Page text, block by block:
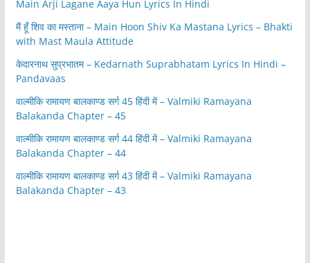
Main Arji Lagane Aaya Hun Lyrics In Hindi
मैं हूँ शिव का मस्ताना – Main Hoon Shiv Ka Mastana Lyrics – Bhakti
with Mast Maula Attitude
केदारनाथ सुप्रभातम – Kedarnath Suprabhatam Lyrics In Hindi –
Pandavaas
वाल्मीकि रामायण बालकाण्ड सर्ग 45 हिंदी में – Valmiki Ramayana
Balakanda Chapter – 45
वाल्मीकि रामायण बालकाण्ड सर्ग 44 हिंदी में – Valmiki Ramayana
Balakanda Chapter – 44
वाल्मीकि रामायण बालकाण्ड सर्ग 43 हिंदी में – Valmiki Ramayana
Balakanda Chapter – 43